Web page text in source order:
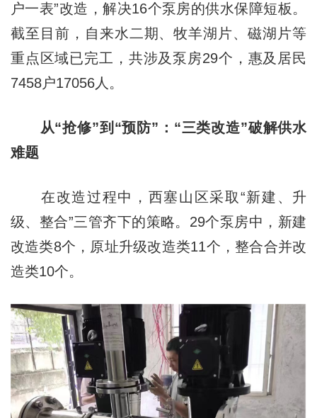
户一表”改造，解决16个泵房的供水保障短板。
截至目前，自来水二期、牧羊湖片、磁湖片等
重点区域已完工，共涉及泵房29个，惠及居民
7458户17056人。
从“抢修”到“预防”：“三类改造”破解供水
难题
在改造过程中，西塞山区采取“新建、升
级、整合”三管齐下的策略。29个泵房中，新建
改造类8个，原址升级改造类11个，整合合并改
造类10个。